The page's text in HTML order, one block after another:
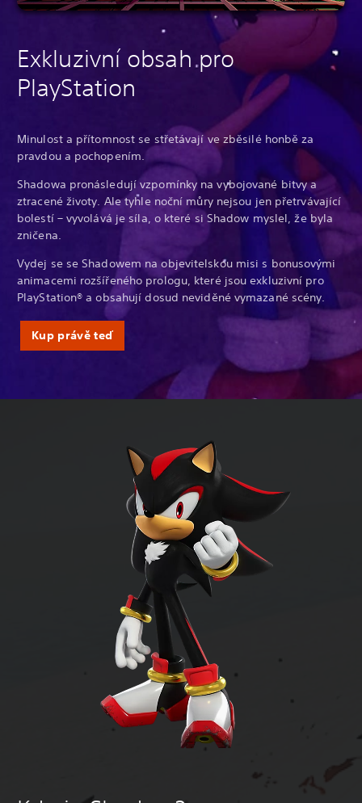
Exkluzivní obsah pro
PlayStation
Minulost a přítomnost se střetávají ve zběsilé honbě za
pravdou a pochopením.
Shadowa pronásledují vzpomínky na vybojované bitvy a
ztracené životy. Ale tyhle noční můry nejsou jen přetrvávající
bolestí – vyvolává je síla, o které si Shadow myslel, že byla
zničena.
Vydej se se Shadowem na objevitelskou misi s bonusovými
animacemi rozšířeného prologu, které jsou exkluzivní pro
PlayStation® a obsahují dosud neviděné vymazané scény.
Kup právě teď